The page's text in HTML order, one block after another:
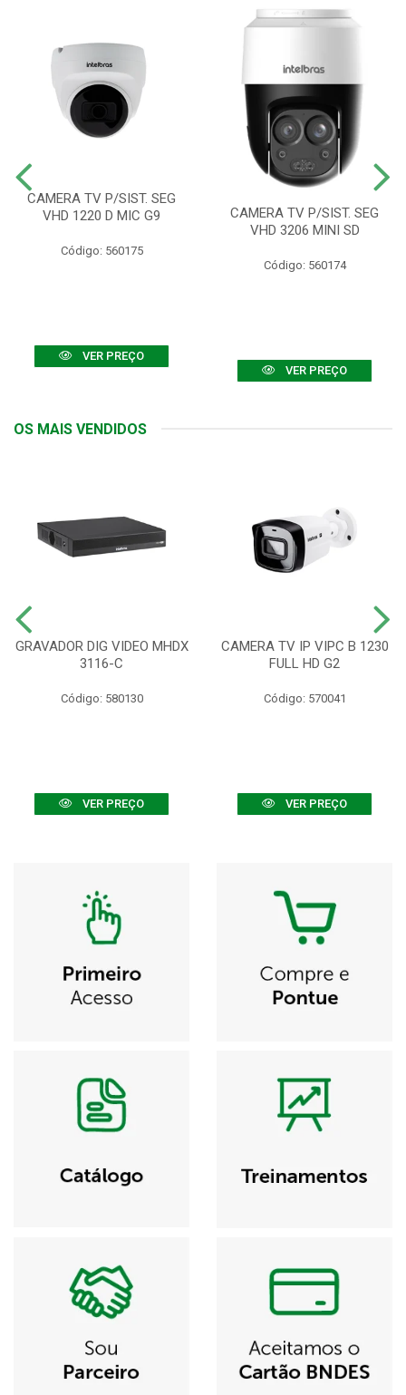
CAMERA TV P/SIST. SEG
VHD 1220 D MIC G9
Código: 560175
VER PREÇO
CAMERA TV P/SIST. SEG
VHD 3206 MINI SD
Código: 560174
VER PREÇO
OS MAIS VENDIDOS
GRAVADOR DIG VIDEO MHDX
3116-C
Código: 580130
VER PREÇO
CAMERA TV IP VIPC B 1230
FULL HD G2
Código: 570041
VER PREÇO